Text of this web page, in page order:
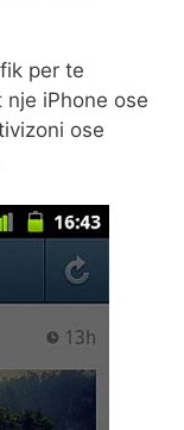
per te
iPhone ose
ose